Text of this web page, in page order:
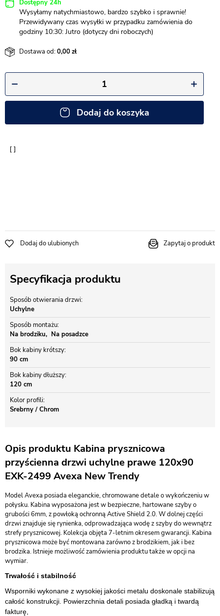
Dostępny 24h
Wysyłamy natychmiastowo, bardzo szybko i sprawnie!
Przewidywany czas wysyłki w przypadku zamówienia do
godziny 10:30: Jutro (dotyczy dni roboczych)
Dostawa od:0,00
Dodaj do koszyka
Dodaj do ulubionych Zapytaj o produkt
Specyfikacja produktu
Sposób otwierania drzwi
Uchylne
Sposób montażu
Na brodziku
Na posadzce
Bok kabiny krótszy
90 cm
Bok kabiny dłuższy
120 cm
Kolor profili
Srebrny / Chrom
Opis produktu Kabina prysznicowa
przyścienna drzwi uchylne prawe 120x90
EXK-2499 Avexa New Trendy
Model Avexa posiada eleganckie, chromowane detale o wykończeniu w
połysku. Kabina wyposażona jest w bezpieczne, hartowane szyby o
grubości 6mm, z powłoką ochronną Active Shield 2.0. W dolnej części
drzwi znajduje się rynienka, odprowadzająca wodę z szyby do wewnątrz
strefy prysznicowej. Kolekcja objęta 7-letnim okresem gwarancji. Kabina
prysznicowa może być montowana zarówno z brodzikiem, jak i bez
brodzika. Istnieje możliwość zamówienia produktu także w opcji na
wymiar.
Trwałość i stabilność
Wsporniki wykonane z wysokiej jakości metalu doskonale stabilizują
całość konstrukcji. Powierzchnia detali posiada gładką i twardą
fakturę,